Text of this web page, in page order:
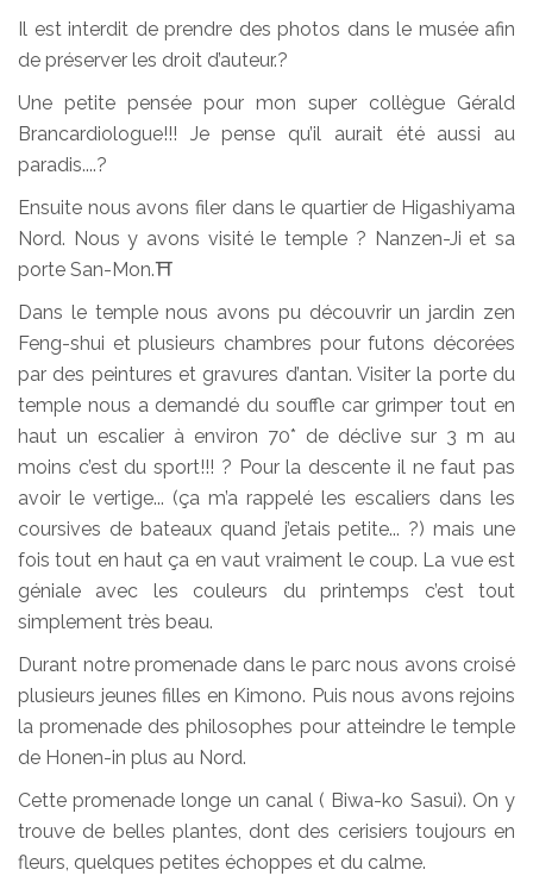
Il est interdit de prendre des photos dans le musée afin
de préserver les droit d’auteur.?
Une petite pensée pour mon super collègue Gérald
Brancardiologue!!! Je pense qu’il aurait été aussi au
paradis....?
Ensuite nous avons filer dans le quartier de Higashiyama
Nord. Nous y avons visité le temple ? Nanzen-Ji et sa
porte San-Mon.⛩
Dans le temple nous avons pu découvrir un jardin zen
Feng-shui et plusieurs chambres pour futons décorées
par des peintures et gravures d’antan. Visiter la porte du
temple nous a demandé du souffle car grimper tout en
haut un escalier à environ 70* de déclive sur 3 m au
moins c’est du sport!!! ? Pour la descente il ne faut pas
avoir le vertige... (ça m’a rappelé les escaliers dans les
coursives de bateaux quand j’etais petite... ?) mais une
fois tout en haut ça en vaut vraiment le coup. La vue est
géniale avec les couleurs du printemps c’est tout
simplement très beau.
Durant notre promenade dans le parc nous avons croisé
plusieurs jeunes filles en Kimono. Puis nous avons rejoins
la promenade des philosophes pour atteindre le temple
de Honen-in plus au Nord.
Cette promenade longe un canal ( Biwa-ko Sasui). On y
trouve de belles plantes, dont des cerisiers toujours en
fleurs, quelques petites échoppes et du calme.